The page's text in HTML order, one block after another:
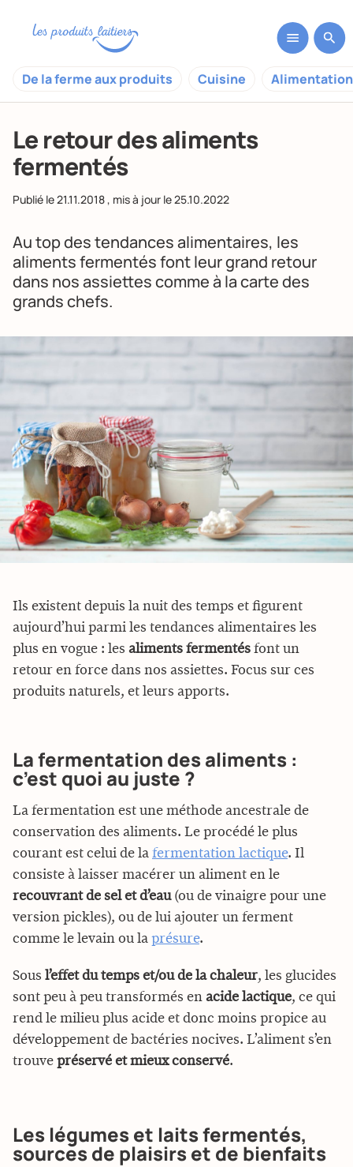
De la ferme aux produits Cuisine
Le retour des aliments
fermentés
Publié le21.11.2018, mis à jour le25.10.2022
Au top des tendances alimentaires, les
aliments fermentés font leur grand retour
dans nos assiettes comme à la carte des
grands chefs.
Ils existent depuis la nuit des temps et figurent
aujourd’hui parmi les tendances alimentaires les
plus en vogue : les aliments fermentés font un
retour en force dans nos assiettes. Focus sur ces
produits naturels, et leurs apports.
La fermentation des aliments :
c’est quoi au juste ?
La fermentation est une méthode ancestrale de
conservation des aliments. Le procédé le plus
courant est celui de la fermentation lactique. Il
consiste à laisser macérer un aliment en le
recouvrant de sel et d’eau(ou de vinaigre pour une
version pickles), ou de lui ajouter un ferment
comme le levain ou la présure.
Sous l’effet du temps et/ou de la chaleur, les glucides
sont peu à peu transformés en acide lactique, ce qui
rend le milieu plus acide et donc moins propice au
développement de bactéries nocives. L’aliment s’en
trouve préservé et mieux conservé.
Les légumes et laits fermentés,
sources de plaisirs et de bienfaits